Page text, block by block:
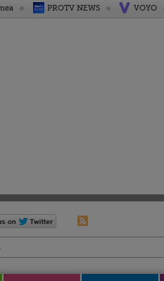
PROTV NEWS VOYO